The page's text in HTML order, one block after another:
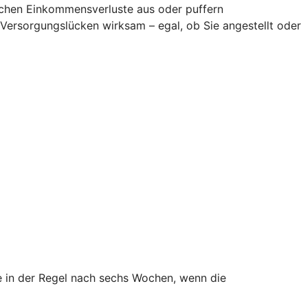
Einkommensverluste aus oder puffern
wirksam – egal, ob Sie angestellt oder
der Regel nach sechs Wochen, wenn die